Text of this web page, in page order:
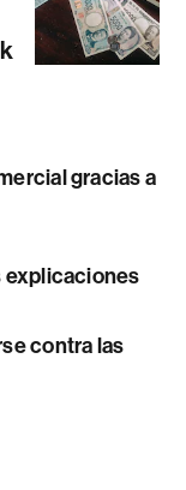
gracias a
explicaciones
contra las